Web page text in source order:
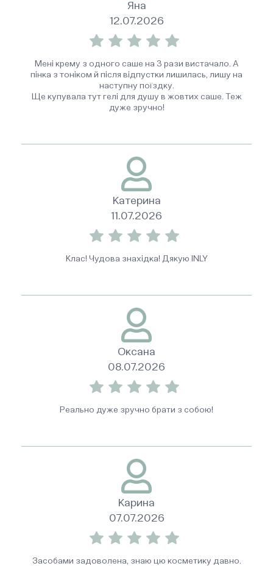
Яна
12.07.2026
Мені крему з одного саше на 3 рази вистачало. А
пінка з тоніком й після відпустки лишилась, лишу на
наступну поїздку.
Ще купувала тут гелі для душу в жовтих саше. Теж
дуже зручно!
Катерина
11.07.2026
Клас! Чудова знахідка! Дякую INLY
Оксана
08.07.2026
Реально дуже зручно брати з собою!
Карина
07.07.2026
Засобами задоволена, знаю цю косметику давно.